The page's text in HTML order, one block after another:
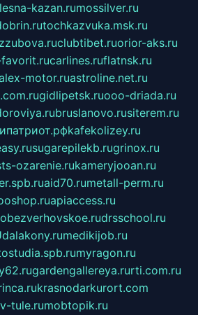
kazan.rumossilver.ru
tochkazvuka.msk.ru
clubtibet.ruorior-aks.ru
carlines.ruflatnsk.ru
motor.ruastroline.net.ru
gidlipetsk.ruooo-driada.ru
bruslanovo.rusiterem.ru
kafekolizey.ru
sugarepilekb.rugrinox.ru
ozarenie.rukameryjooan.ru
aid70.rumetall-perm.ru
apiaccess.ru
bezverhovskoe.rudrsschool.ru
dalakony.rumedikijob.ru
myragon.ru
gardengallereya.rurti.com.ru
krasnodarkurort.com
tule.rumobtopik.ru